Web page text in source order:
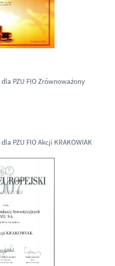
dla PZU FIO Zrównoważony
dla PZU FIO Akcji KRAKOWIAK